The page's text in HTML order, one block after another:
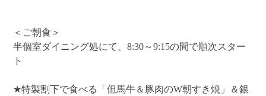
＜ご朝食＞
半個室ダイニング処にて、8:30～9:15の間で順次スター
ト
★特製割下で食べる「但馬牛＆豚肉のW朝すき焼」＆銀